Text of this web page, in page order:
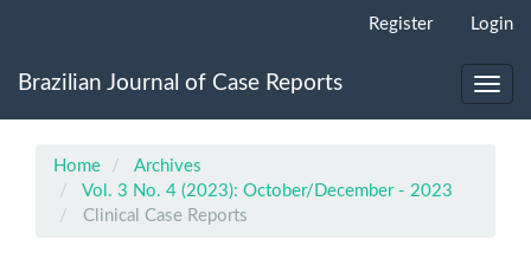
Content
Register Login
Brazilian Journal of Case Reports
Home
Archives
Vol. 3 No. 4 (2023): October/December - 2023
Clinical Case Reports